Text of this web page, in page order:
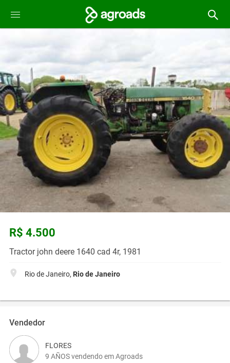
R$ 4.500
Tractor john deere 1640 cad 4r, 1981
Rio de Janeiro, Rio de Janeiro
Vendedor
FLORES
9 AÑOS vendendo em Agroads